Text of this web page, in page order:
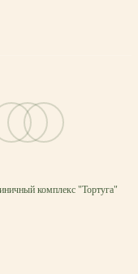
telegram
email
комплекс "Тортуга"